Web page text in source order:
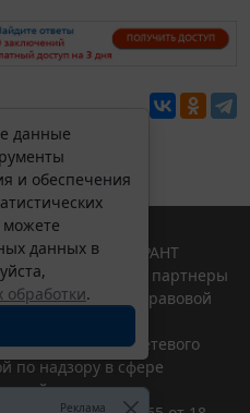
данные
и обеспечения
можете
данных в
обработки.
Реклама
Система ГАРАНТ
"Гарант" и ее партнеры
ассоциации правовой
в качестве сетевого
по надзору в сфере
и массовых